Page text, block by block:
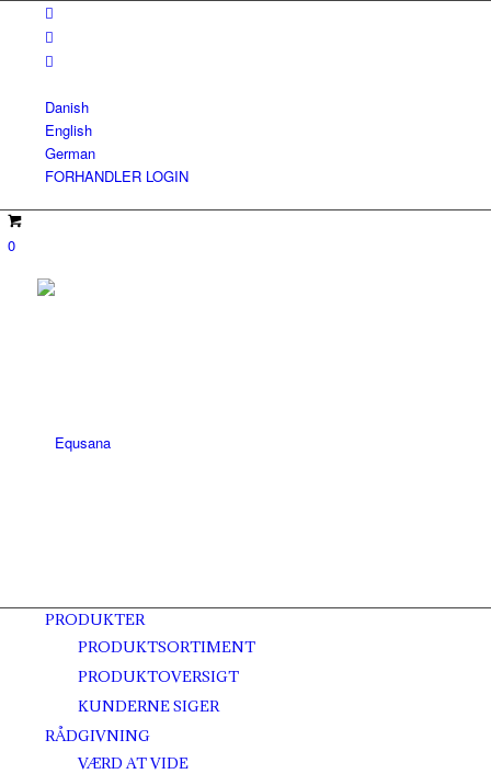
Danish
English
German
FORHANDLER LOGIN
0
PRODUKTER
PRODUKTSORTIMENT
PRODUKTOVERSIGT
KUNDERNE SIGER
RÅDGIVNING
VÆRD AT VIDE